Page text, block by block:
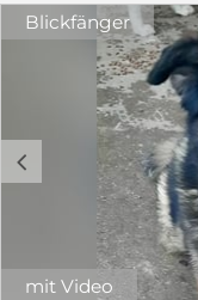
Blickfänger
c
mit Video